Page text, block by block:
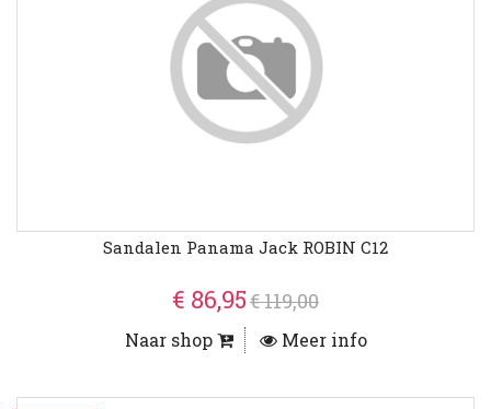
Sandalen Panama Jack ROBIN C12
€ 86,95€ 119,00
Naar shop Meer info